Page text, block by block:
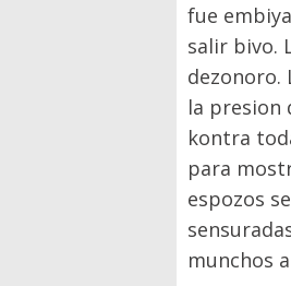
fue
salir bivo.
dezonoro.
la presion
kontra
para
espozos
munchos